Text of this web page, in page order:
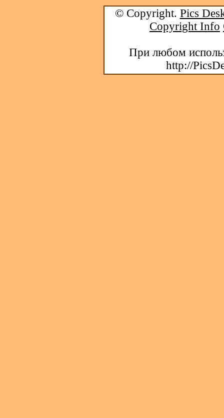
© Copyright. Pics
Copyright Info
При любом
http://